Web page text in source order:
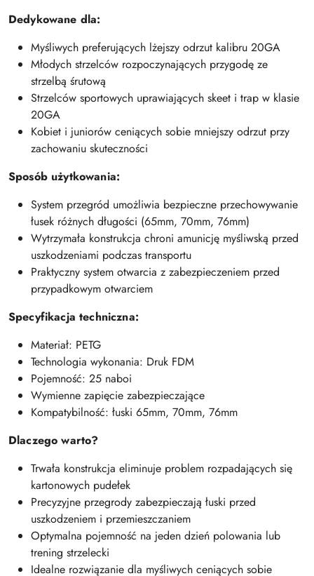
Dedykowane dla:
Myśliwych preferujących lżejszy odrzut kalibru 20GA
Młodych strzelców rozpoczynających przygodę ze
strzelbą śrutową
Strzelców sportowych uprawiających skeet i trap w klasie
20GA
Kobiet i juniorów ceniących sobie mniejszy odrzut przy
zachowaniu skuteczności
Sposób użytkowania:
System przegród umożliwia bezpieczne przechowywanie
łusek różnych długości (65mm, 70mm, 76mm)
Wytrzymała konstrukcja chroni amunicję myśliwską przed
uszkodzeniami podczas transportu
Praktyczny system otwarcia z zabezpieczeniem przed
przypadkowym otwarciem
Specyfikacja techniczna:
Materiał: PETG
Technologia wykonania: Druk FDM
Pojemność: 25 naboi
Wymienne zapięcie zabezpieczające
Kompatybilność: łuski 65mm, 70mm, 76mm
Dlaczego warto?
Trwała konstrukcja eliminuje problem rozpadających się
kartonowych pudełek
Precyzyjne przegrody zabezpieczają łuski przed
uszkodzeniem i przemieszczaniem
Optymalna pojemność na jeden dzień polowania lub
trening strzelecki
Idealne rozwiązanie dla myśliwych ceniących sobie